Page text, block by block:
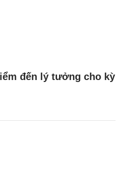
đến lý tưởng cho kỳ